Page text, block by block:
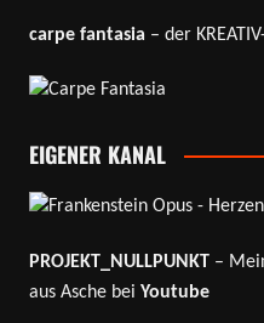
carpe fantasia – der
EIGENER KANAL
PROJEKT_NULLPUNKT–
aus Asche bei Youtube